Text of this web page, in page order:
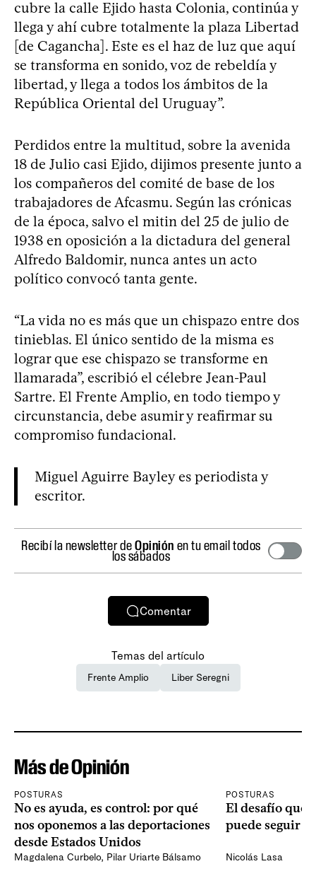
cubre la calle Ejido hasta Colonia, continúa y
llega y ahí cubre totalmente la plaza Libertad
[de Cagancha]. Este es el haz de luz que aquí
se transforma en sonido, voz de rebeldía y
libertad, y llega a todos los ámbitos de la
República Oriental del Uruguay”.
Perdidos entre la multitud, sobre la avenida
18 de Julio casi Ejido, dijimos presente junto a
los compañeros del comité de base de los
trabajadores de Afcasmu. Según las crónicas
de la época, salvo el mitin del 25 de julio de
1938 en oposición a la dictadura del general
Alfredo Baldomir, nunca antes un acto
político convocó tanta gente.
“La vida no es más que un chispazo entre dos
tinieblas. El único sentido de la misma es
lograr que ese chispazo se transforme en
llamarada”, escribió el célebre Jean-Paul
Sartre. El Frente Amplio, en todo tiempo y
circunstancia, debe asumir y reafirmar su
compromiso fundacional.
Miguel Aguirre Bayley es periodista y
escritor.
Recibí la newsletter deOpinión en tu email todos
los sábados
Comentar
Temas del artículo
Frente Amplio Liber Seregni
Más de Opinión
POSTURAS
No es ayuda, es control: por qué
nos oponemos a las deportaciones
desde Estados Unidos
Magdalena Curbelo, Pilar Uriarte Bálsamo
POSTURAS
El desafío que
puede seguir
Nicolás Lasa